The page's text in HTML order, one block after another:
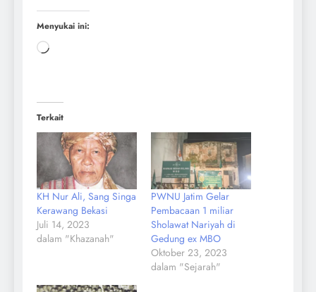
Menyukai ini:
Terkait
KH Nur Ali, Sang Singa
Kerawang Bekasi
Juli 14, 2023
dalam "Khazanah"
PWNU Jatim Gelar
Pembacaan 1 miliar
Sholawat Nariyah di
Gedung ex MBO
Oktober 23, 2023
dalam "Sejarah"